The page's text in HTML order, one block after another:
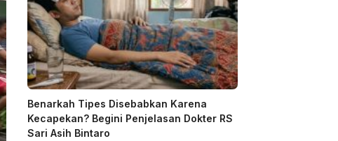
Benarkah Tipes Disebabkan Karena
Kecapekan? Begini Penjelasan Dokter RS
Sari Asih Bintaro